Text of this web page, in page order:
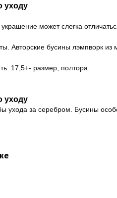
уходу
может слегка
Авторские бусины лэмпворк из
17,5+- размер, полтора.
уходу
ухода за серебром. Бусины